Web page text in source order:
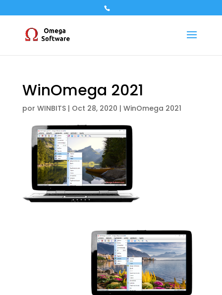
WinOmega 2021
por WINBITS| Oct 28, 2020 | WinOmega 2021